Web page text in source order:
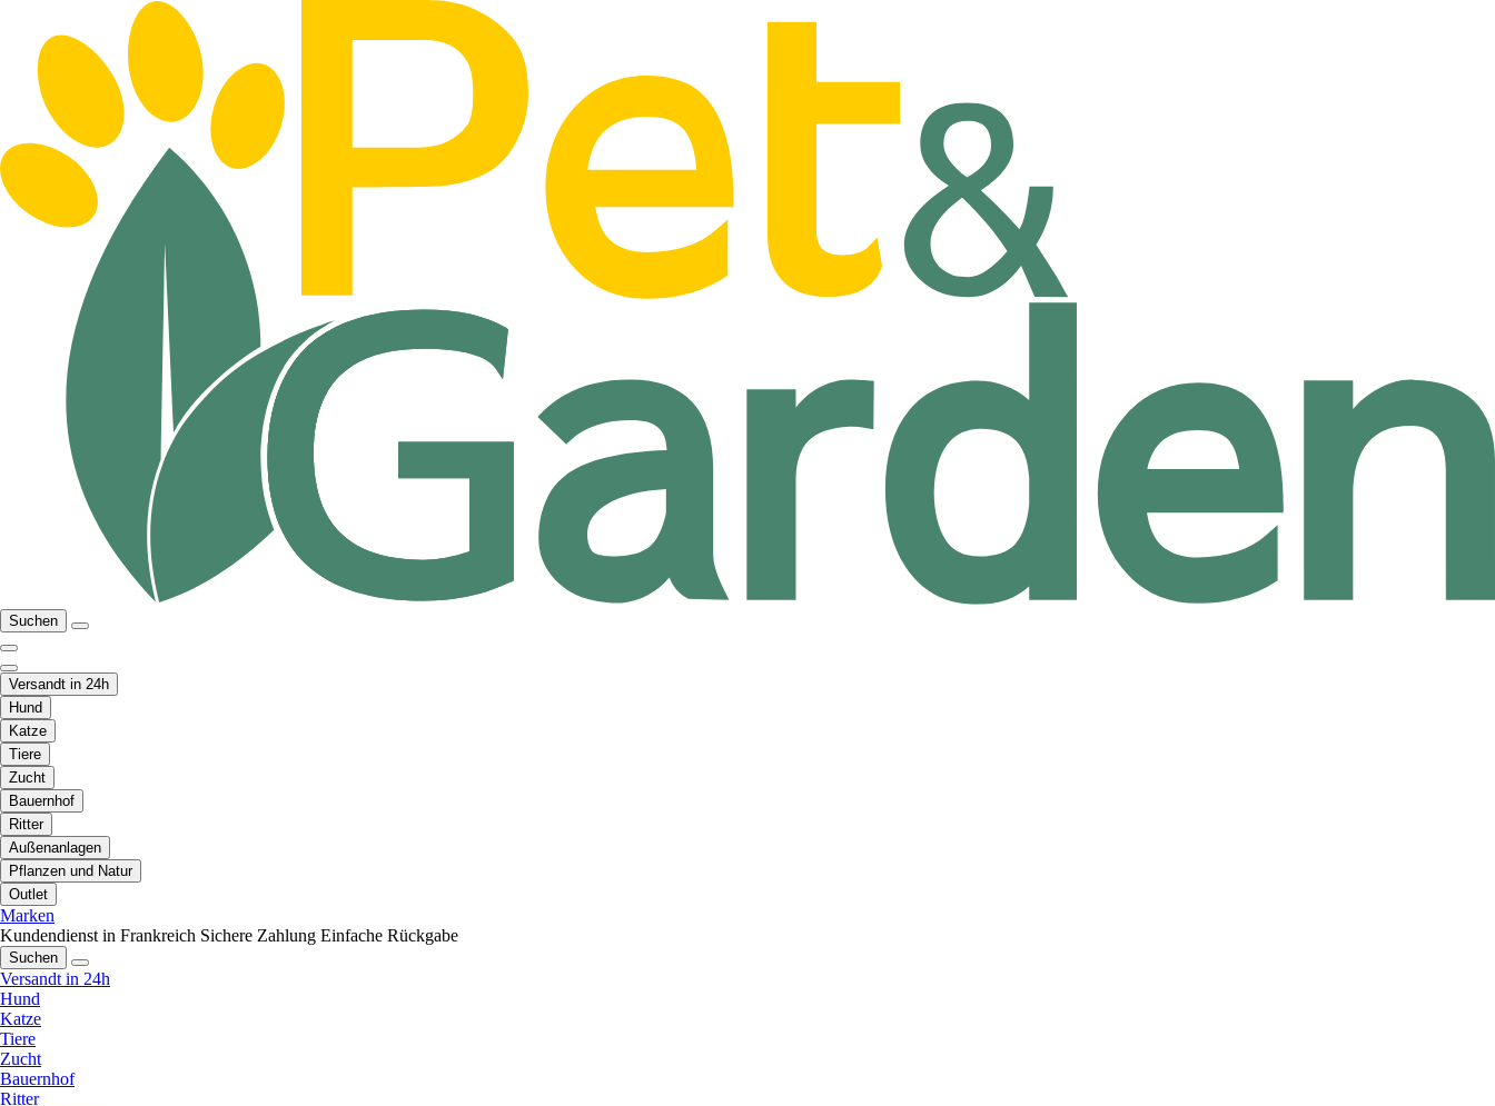
Suchen
Versandt in 24h
Hund
Katze
Tiere
Zucht
Bauernhof
Ritter
Außenanlagen
Pflanzen und Natur
Outlet
Marken
Kundendienst in Frankreich Sichere Zahlung Einfache Rückgabe
Suchen
Versandt in 24h
Hund
Katze
Tiere
Zucht
Bauernhof
Ritter